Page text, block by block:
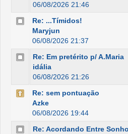
06/08/2026 21:46
Re: ...Tímidos!
Maryjun
06/08/2026 21:37
Re: Em pretérito p/ A.Maria
idália
06/08/2026 21:26
Re: sem pontuação
Azke
06/08/2026 19:44
Re: Acordando Entre